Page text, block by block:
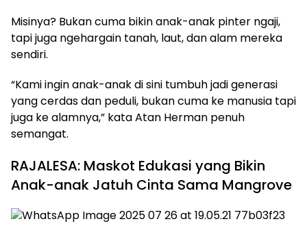
Misinya? Bukan cuma bikin anak-anak pinter ngaji,
tapi juga ngehargain tanah, laut, dan alam mereka
sendiri.
“Kami ingin anak-anak di sini tumbuh jadi generasi
yang cerdas dan peduli, bukan cuma ke manusia tapi
juga ke alamnya,” kata Atan Herman penuh
semangat.
RAJALESA: Maskot Edukasi yang Bikin
Anak-anak Jatuh Cinta Sama Mangrove